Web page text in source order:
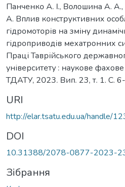
Панченко А. І., Волошина А.
А. Вплив конструктивних
гідромоторів на зміну
гідроприводів мехатронних
Праці Таврійського
університету : наукове
ТДАТУ, 2023. Вип. 23, т. 1. С.
URI
http://elar.tsatu.edu.ua/handle/
DOI
10.31388/2078-0877-2023-
Зібрання